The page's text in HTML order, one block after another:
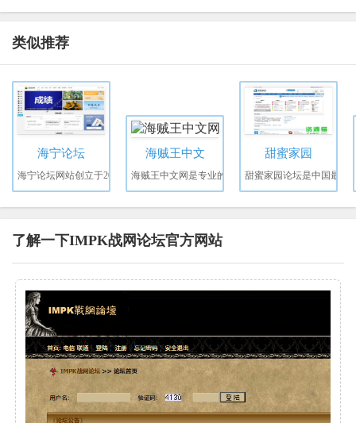
类似推荐
海宁论坛
海宁论坛网站创立于20
海贼王中文
海贼王中文网是专业的
甜蜜家园
甜蜜家园论坛是中国最
了解一下IMPK战网论坛官方网站